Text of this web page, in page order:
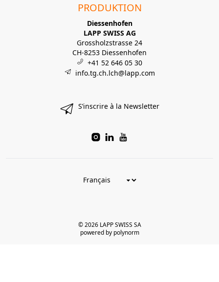
PRODUKTION
Diessenhofen
LAPP SWISS AG
Grossholzstrasse 24
CH-8253 Diessenhofen
+41 52 646 05 30
info.tg.ch.lch@lapp.com
S’inscrire à la Newsletter
© 2026 LAPP SWISS SA
powered by polynorm